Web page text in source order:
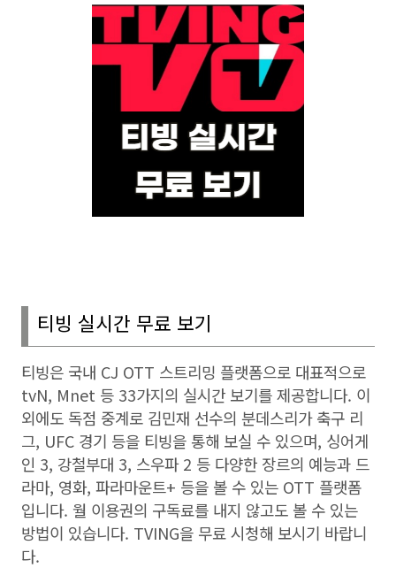
티빙 실시간 무료 보기
티빙은 국내 CJ OTT 스트리밍 플랫폼으로 대표적으로
tvN, Mnet 등 33가지의 실시간 보기를 제공합니다. 이
외에도 독점 중계로 김민재 선수의 분데스리가 축구 리
그, UFC 경기 등을 티빙을 통해 보실 수 있으며, 싱어게
인 3, 강철부대 3, 스우파 2 등 다양한 장르의 예능과 드
라마, 영화, 파라마운트+ 등을 볼 수 있는 OTT 플랫폼
입니다. 월 이용권의 구독료를 내지 않고도 볼 수 있는
방법이 있습니다. TVING을 무료 시청해 보시기 바랍니
다.